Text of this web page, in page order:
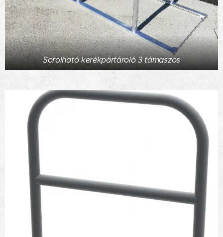
Sorolható kerékpártároló 3 támaszos